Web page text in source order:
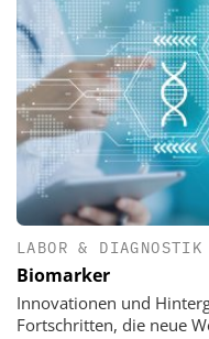
LABOR & DIAGNOSTIK
Biomarker
Innovationen und
Fortschritten, die neue